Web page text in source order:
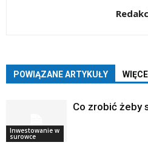
POWIĄZANE ARTYKUŁY
Inwestowanie w
surowce
Co zrobić żeby